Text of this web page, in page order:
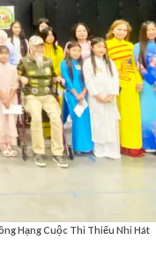
Hạng Cuộc Thi Thiếu Nhi Hát